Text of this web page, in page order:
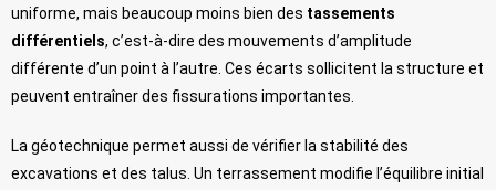
uniforme, mais beaucoup moins bien des tassements
différentiels, c’est-à-dire des mouvements d’amplitude
différente d’un point à l’autre. Ces écarts sollicitent la structure et
peuvent entraîner des fissurations importantes.
La géotechnique permet aussi de vérifier la stabilité des
excavations et des talus. Un terrassement modifie l’équilibre initial